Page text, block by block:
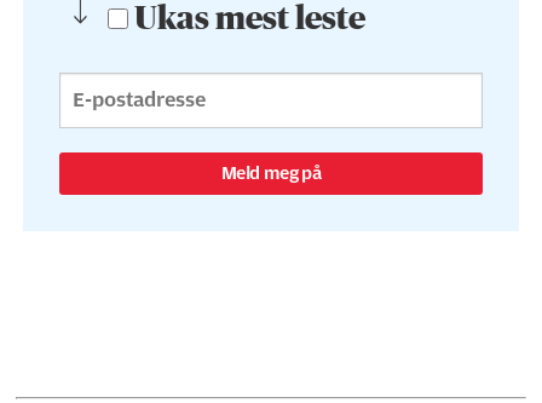
Ukas mest leste
Meld meg på